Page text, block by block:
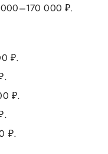
000–170 000 ₽.
₽.
₽.
₽.